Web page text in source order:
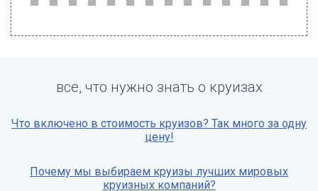
все, что нужно знать о круизах
Что включено в стоимость круизов? Так много за одну
цену!
Почему мы выбираем круизы лучших мировых
круизных компаний?